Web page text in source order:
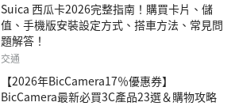
Suica 西瓜卡2026完整指南！購買卡片、儲
值、手機版安裝設定方式、搭車方法、常見問
題解答！
交通
【2026年BicCamera17％優惠券】
BicCamera最新必買3C產品23選＆購物攻略